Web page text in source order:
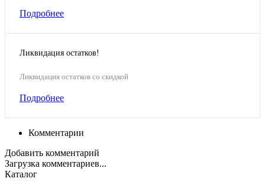
Подробнее
Ликвидация остатков!
Ликвидация остатков со скидкой
Подробнее
Комментарии
Добавить комментарий
Загрузка комментариев...
Каталог